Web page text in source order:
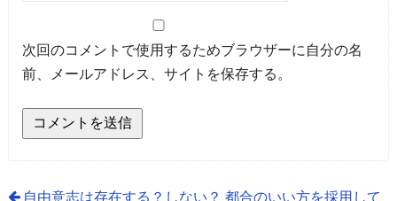
次回のコメントで使用するためブラウザーに自分の名
前、メールアドレス、サイトを保存する。
自由意志は存在する？しない？ 都合のいい方を採用して